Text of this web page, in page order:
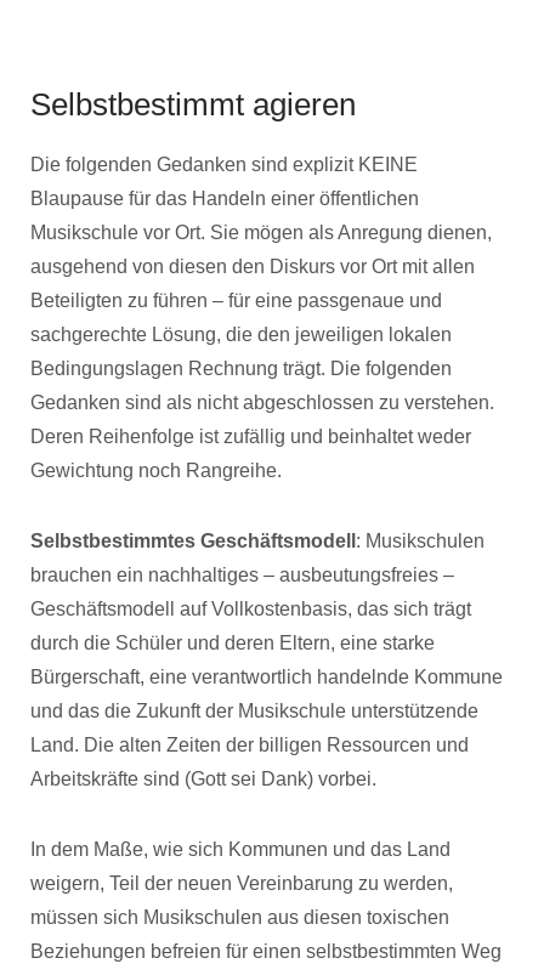
Selbstbestimmt agieren
Die folgenden Gedanken sind explizit KEINE
Blaupause für das Handeln einer öffentlichen
Musikschule vor Ort. Sie mögen als Anregung dienen,
ausgehend von diesen den Diskurs vor Ort mit allen
Beteiligten zu führen – für eine passgenaue und
sachgerechte Lösung, die den jeweiligen lokalen
Bedingungslagen Rechnung trägt. Die folgenden
Gedanken sind als nicht abgeschlossen zu verstehen.
Deren Reihenfolge ist zufällig und beinhaltet weder
Gewichtung noch Rangreihe.
Selbstbestimmtes Geschäftsmodell : Musikschulen
brauchen ein nachhaltiges – ausbeutungsfreies –
Geschäftsmodell auf Vollkostenbasis, das sich trägt
durch die Schüler und deren Eltern, eine starke
Bürgerschaft, eine verantwortlich handelnde Kommune
und das die Zukunft der Musikschule unterstützende
Land. Die alten Zeiten der billigen Ressourcen und
Arbeitskräfte sind (Gott sei Dank) vorbei.
In dem Maße, wie sich Kommunen und das Land
weigern, Teil der neuen Vereinbarung zu werden,
müssen sich Musikschulen aus diesen toxischen
Beziehungen befreien für einen selbstbestimmten Weg